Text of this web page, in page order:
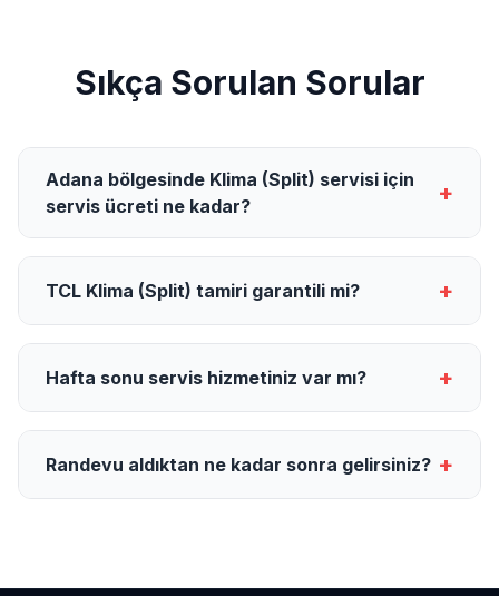
Sıkça Sorulan Sorular
Adana bölgesinde Klima (Split) servisi için
servis ücreti ne kadar?
+
TCL Klima (Split) tamiri garantili mi? +
Hafta sonu servis hizmetiniz var mı? +
Randevu aldıktan ne kadar sonra gelirsiniz? +